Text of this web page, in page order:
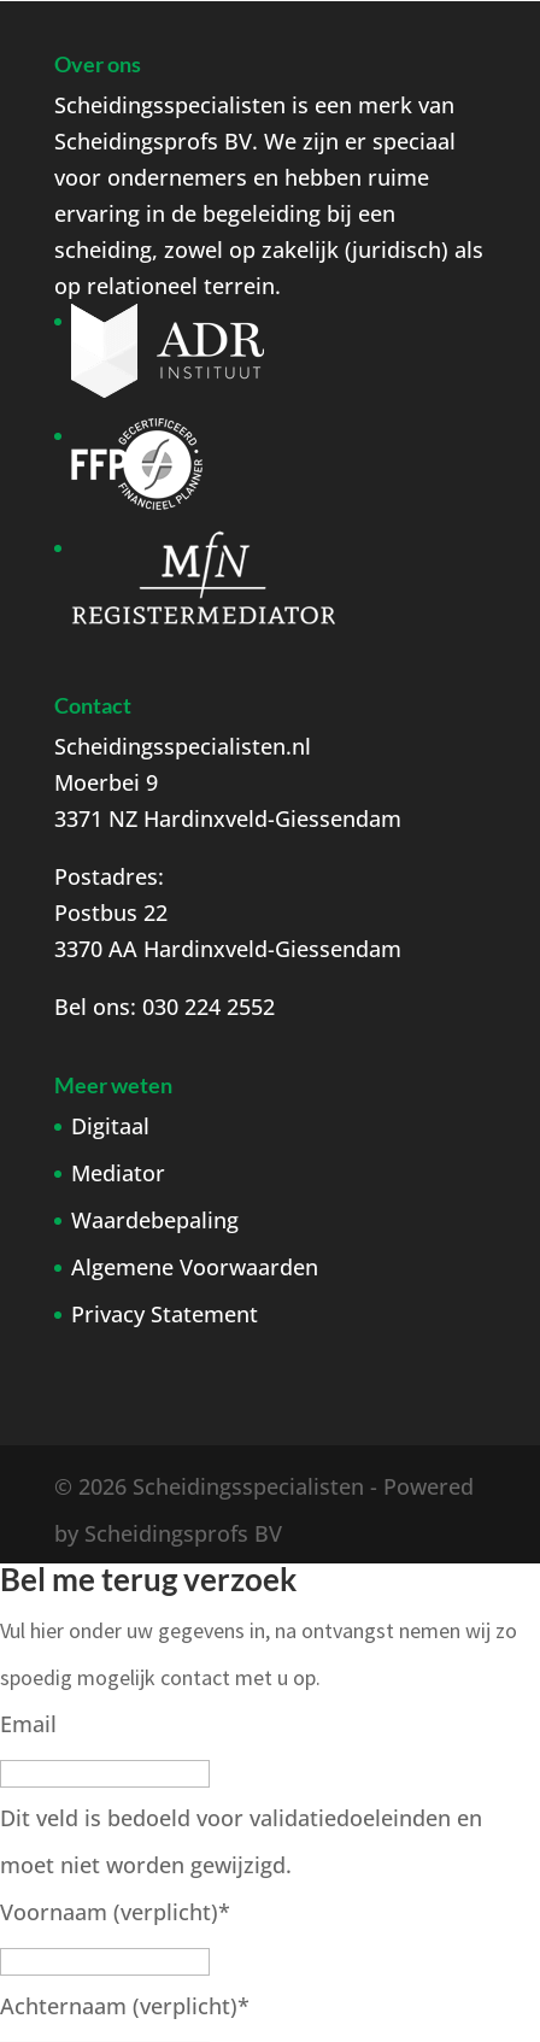
Over ons
Scheidingsspecialisten is een merk van
Scheidingsprofs BV. We zijn er speciaal
voor ondernemers en hebben ruime
ervaring in de begeleiding bij een
scheiding, zowel op zakelijk (juridisch) als
op relationeel terrein.
Contact
Scheidingsspecialisten.nl
Moerbei 9
3371 NZ Hardinxveld-Giessendam
Postadres:
Postbus 22
3370 AA Hardinxveld-Giessendam
Bel ons: 030 224 2552
Meer weten
Digitaal
Mediator
Waardebepaling
Algemene Voorwaarden
Privacy Statement
© 2026 Scheidingsspecialisten - Powered
by Scheidingsprofs BV
Bel me terug verzoek
Vul hier onder uw gegevens in, na ontvangst nemen wij zo
spoedig mogelijk contact met u op.
Email
Dit veld is bedoeld voor validatiedoeleinden en
moet niet worden gewijzigd.
Voornaam (verplicht)*
Achternaam (verplicht)*